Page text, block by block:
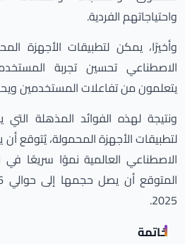
واحتياجاتهم الفردية.
وأخيرًا، يمكن لتطبيقات الأجهزة
الاصطناعي تحسين تجربة
يتعلمون من تفاعلات المستخدمين
ونتيجة لهذه الفوائد المذهلة
لتطبيقات الأجهزة المحمولة، يُتوقع
الاصطناعي العالمية نموًا سريعًا
2025.
خاتمة